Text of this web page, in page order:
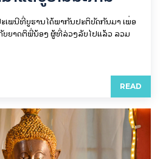
ເພນີທີ່ບູຮານໄດ້ພາກັນປະຕິບັດກັນມາ ເພື່ອ
ຍາດຕິພີ່ນ້ອງ ຜູ້ທີ່ລ່ວງລັບໄປແລ້ວ ລວມ
READ